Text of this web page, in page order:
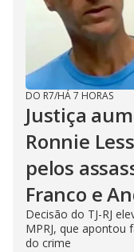
DO R7/HÁ 7 HORAS
Justiça
Ronnie
pelos
Franco e
Decisão do TJ-RJ
MPRJ, que apontou
do crime